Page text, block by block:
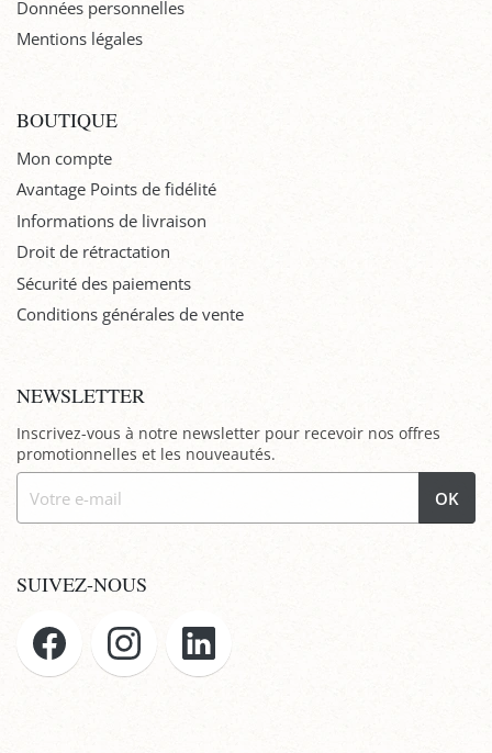
Données personnelles
Mentions légales
BOUTIQUE
Mon compte
Avantage Points de fidélité
Informations de livraison
Droit de rétractation
Sécurité des paiements
Conditions générales de vente
NEWSLETTER
Inscrivez-vous à notre newsletter pour recevoir nos offres
promotionnelles et les nouveautés.
OK
SUIVEZ-NOUS